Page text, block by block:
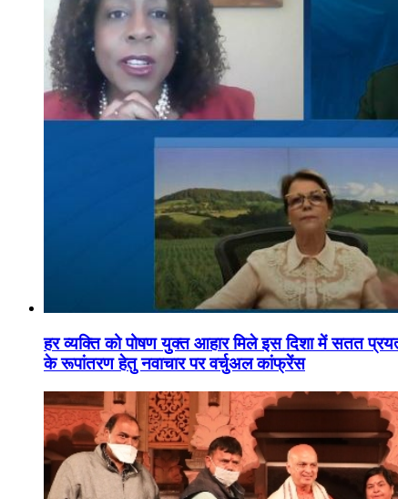
हर व्यक्ति को पोषण युक्त आहार मिले इस दिशा में सतत
के रूपांतरण हेतु नवाचार पर वर्चुअल कांफ्रेंस